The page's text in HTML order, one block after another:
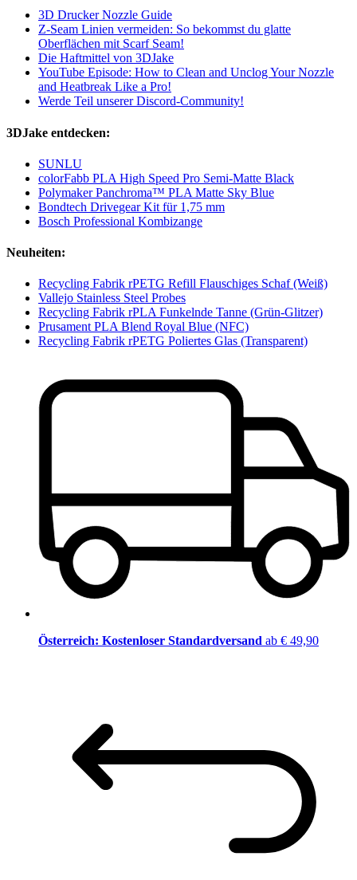
3D Drucker Nozzle Guide
Z-Seam Linien vermeiden: So bekommst du glatte
Oberflächen mit Scarf Seam!
Die Haftmittel von 3DJake
YouTube Episode: How to Clean and Unclog Your Nozzle
and Heatbreak Like a Pro!
Werde Teil unserer Discord-Community!
3DJake entdecken:
SUNLU
colorFabb PLA High Speed Pro Semi-Matte Black
Polymaker Panchroma™ PLA Matte Sky Blue
Bondtech Drivegear Kit für 1,75 mm
Bosch Professional Kombizange
Neuheiten:
Recycling Fabrik rPETG Refill Flauschiges Schaf (Weiß)
Vallejo Stainless Steel Probes
Recycling Fabrik rPLA Funkelnde Tanne (Grün-Glitzer)
Prusament PLA Blend Royal Blue (NFC)
Recycling Fabrik rPETG Poliertes Glas (Transparent)
Österreich: Kostenloser Standardversand ab € 49,90